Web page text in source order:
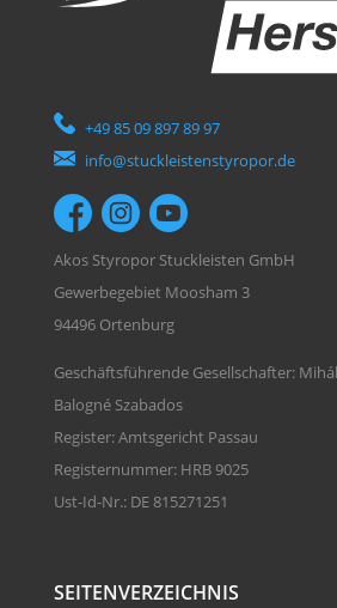
+49 85 09 897 89 97
info@stuckleistenstyropor.de
Akos Styropor Stuckleisten GmbH
Gewerbegebiet Moosham 3
94496 Ortenburg
Geschäftsführende Gesellschafter:
Balogné Szabados
Register: Amtsgericht Passau
Registernummer: HRB 9025
Ust-Id-Nr.: DE 815271251
SEITENVERZEICHNIS